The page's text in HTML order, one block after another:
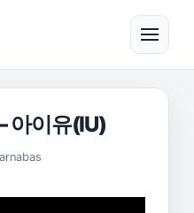
메뉴
아이유(IU)
11일